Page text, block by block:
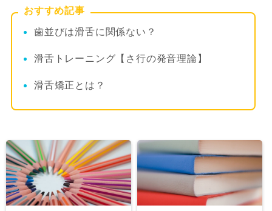
おすすめ記事
歯並びは滑舌に関係ない？
滑舌トレーニング【さ行の発音理論】
滑舌矯正とは？